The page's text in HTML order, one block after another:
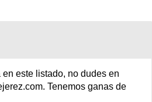
este listado, no dudes en
Tenemos ganas de